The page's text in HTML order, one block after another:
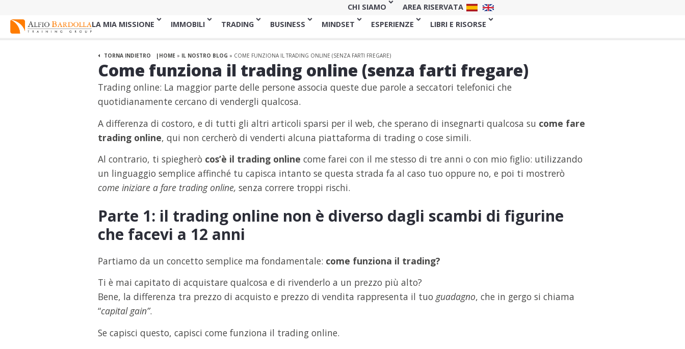
CHI SIAMO
AREA RISERVATA
LA MIA MISSIONE
IMMOBILI TRADING BUSINESS MINDSET ESPERIENZE LIBRI E RISORSE
TORNA INDIETRO HOME » IL NOSTRO BLOG » COME FUNZIONA IL TRADING ONLINE (SENZA FARTI FREGARE)
Come funziona il trading online (senza farti fregare)
Trading online: La maggior parte delle persone associa queste due parole a seccatori telefonici che
quotidianamente cercano di vendergli qualcosa.
A differenza di costoro, e di tutti gli altri articoli sparsi per il web, che sperano di insegnarti qualcosa su come fare
trading online, qui non cercherò di venderti alcuna piattaforma di trading o cose simili.
Al contrario, ti spiegherò cos’è il trading online come farei con il me stesso di tre anni o con mio figlio: utilizzando
un linguaggio semplice affinché tu capisca intanto se questa strada fa al caso tuo oppure no, e poi ti mostrerò
come iniziare a fare trading online, senza correre troppi rischi.
Parte 1: il trading online non è diverso dagli scambi di figurine
che facevi a 12 anni
Partiamo da un concetto semplice ma fondamentale: come funziona il trading?
Ti è mai capitato di acquistare qualcosa e di rivenderlo a un prezzo più alto?
Bene, la differenza tra prezzo di acquisto e prezzo di vendita rappresenta il tuo guadagno, che in gergo si chiama
“capital gain”.
Se capisci questo, capisci come funziona il trading online.